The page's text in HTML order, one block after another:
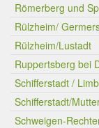
Römerberg und
Rülzheim/
Rülzheim/Lustadt
Ruppertsberg bei
Schifferstadt /
Schifferstadt/
Schweigen-